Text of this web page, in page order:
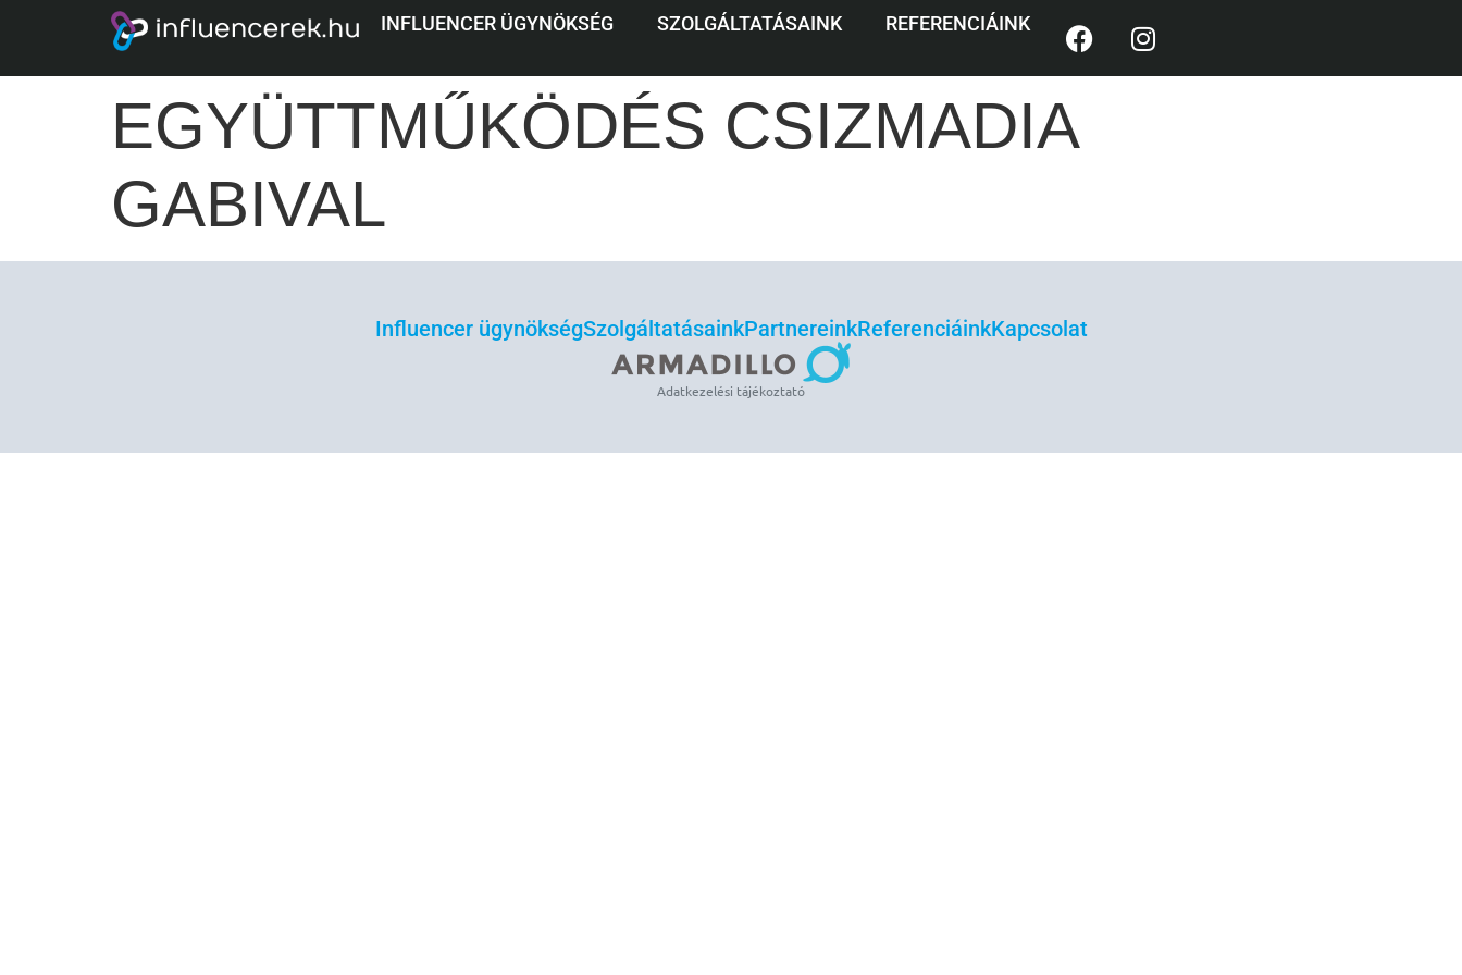
INFLUENCER ÜGYNÖKSÉG SZOLGÁLTATÁSAINK REFERENCIÁINK
SIGNAL IDUNA INFLUENCER
EGYÜTTMŰKÖDÉS CSIZMADIA
GABIVAL
Influencer ügynökségSzolgáltatásainkPartnereinkReferenciáinkKapcsolat
Adatkezelési tájékoztató